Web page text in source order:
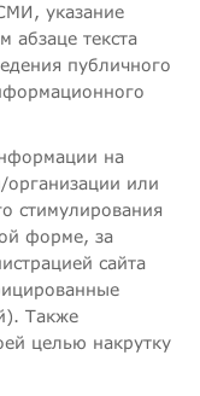
указание
абзаце текста
публичного
на
или
стимулирования
форме, за
сайта
Также
целью накрутку